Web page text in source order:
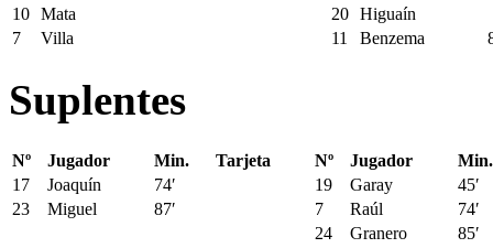
10 Mata 20 Higuaín
7
Villa 11 Benzema
Suplentes
Nº Jugador Min. Tarjeta Nº Jugador
Min.
17
Joaquín 74′ 19 Garay
45′
23
Miguel 87′ 7 Raúl
74′
24
Granero 85′